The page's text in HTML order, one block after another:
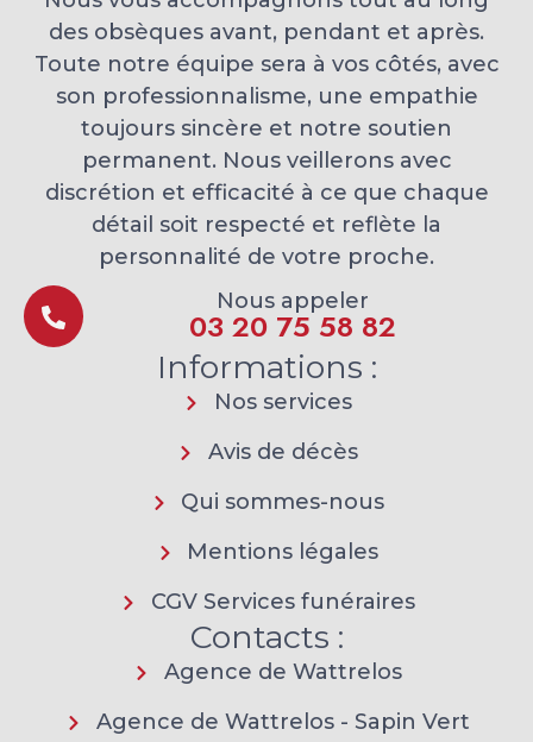
des obsèques avant, pendant et après.
Toute notre équipe sera à vos côtés, avec
son professionnalisme, une empathie
toujours sincère et notre soutien
permanent. Nous veillerons avec
discrétion et efficacité à ce que chaque
détail soit respecté et reflète la
personnalité de votre proche.
Nous appeler
03 20 75 58 82
Informations :
Nos services
Avis de décès
Qui sommes-nous
Mentions légales
CGV Services funéraires
Contacts :
Agence de Wattrelos
Agence de Wattrelos - Sapin Vert